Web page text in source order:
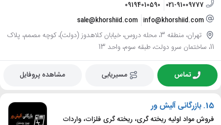
021-91009777
09194010590
info@khorshiid.com
sale@khorshiid.com
تهران، منطقه 3، محله دروس، خیابان کلاهدوز (دولت)، کوچه مصمم، پلاک
11، ساختمان سرو دولت، طبقه سوم، واحد 13
تماس مسیریابی مشاهده پروفایل
15. بازرگانی آلیش ور
فروش مواد اولیه ریخته گری، ریخته گری فلزات، واردات